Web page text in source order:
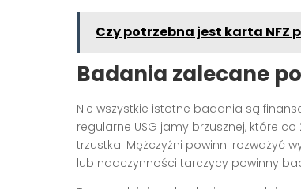
Czy potrzebna jest karta NFZ
Badania zalecane
Nie wszystkie istotne badania są
regularne USG jamy brzusznej, które
trzustka. Mężczyźni powinni rozważyć
lub nadczynności tarczycy powinny